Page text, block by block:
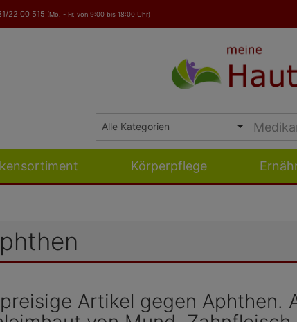
22 00 515 (Mo. - Fr. von 9:00 bis 18:00 Uhr)
Körperpflege
Artikel gegen Aphthen.